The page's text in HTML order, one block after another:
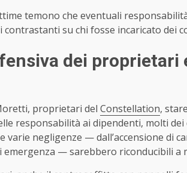
temono che eventuali
su chi fosse incaricato dei
dei proprietari
proprietari del Constellation,
responsabilità ai dipendenti, molti
varie negligenze — dall’accensione di
emergenza — sarebbero riconducibili a